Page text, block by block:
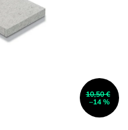
10,50 €
–14 %